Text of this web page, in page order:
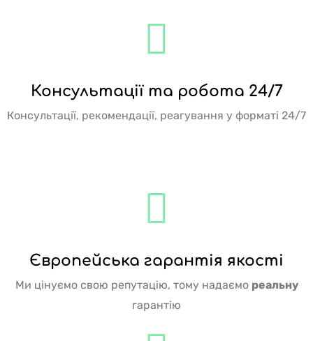
Консультації та робота 24/7
Консультації, рекомендації, реагування у форматі 24/7
Європейська гарантія якості
Ми цінуємо свою репутацію, тому надаємо реальну
гарантію